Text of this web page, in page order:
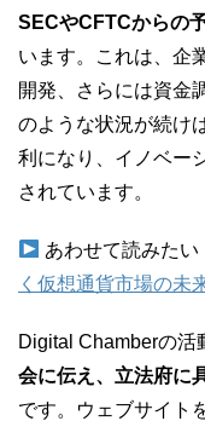
SECやCFTCからの
います。これは、企
開発、さらには資金
のような状況が続け
利になり、イノベー
されています。
あわせて読みたい
く仮想通貨市場の未
Digital Chamberの活
会に伝え、立法府に
です。ウェブサイト